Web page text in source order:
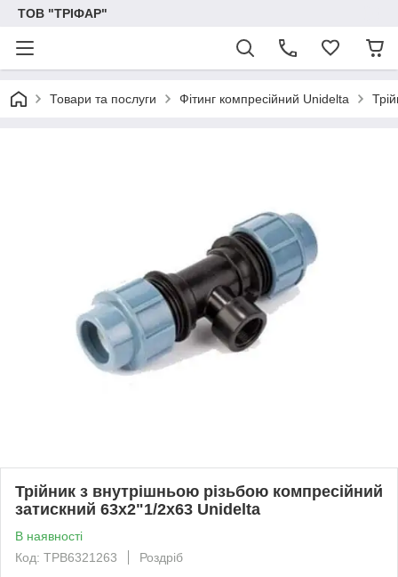
ТОВ "ТРІФАР"
Товари та послуги Фітинг компресійний Unidelta
Трійник з внутрішньою різьбою компресійний
затискний 63x2"1/2х63 Unidelta
В наявності
Код: ТРВ6321263
Роздріб